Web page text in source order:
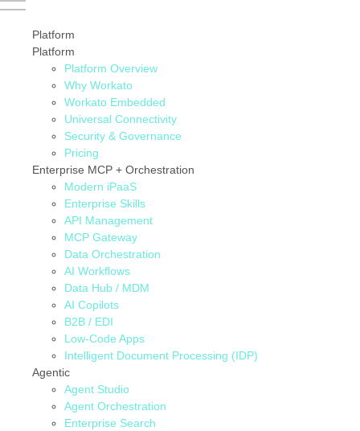
Platform
Platform
Platform Overview
Why Workato
Workato Embedded
Universal Connectivity
Security & Governance
Pricing
Enterprise MCP + Orchestration
Modern iPaaS
Enterprise Skills
API Management
MCP Gateway
Data Orchestration
AI Workflows
Data Hub / MDM
AI Copilots
B2B / EDI
Low-Code Apps
Intelligent Document Processing (IDP)
Agentic
Agent Studio
Agent Orchestration
Enterprise Search